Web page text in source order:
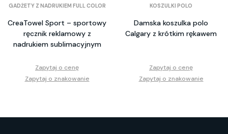
GADŻETY Z NADRUKIEM FULL COLOR
CreaTowel Sport – sportowy
ręcznik reklamowy z
nadrukiem sublimacyjnym
Zapytaj o cenę
Zapytaj o znakowanie
KOSZULKI POLO
Damska koszulka polo
Calgary z krótkim rękawem
Zapytaj o cenę
Zapytaj o znakowanie